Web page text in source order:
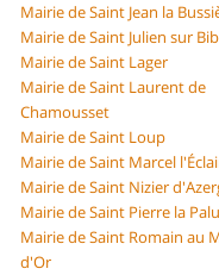
Mairie de Saint Jean la
Mairie de Saint Julien sur
Mairie de Saint Lager
Mairie de Saint Laurent de
Chamousset
Mairie de Saint Loup
Mairie de Saint Marcel
Mairie de Saint Nizier
Mairie de Saint Pierre la
Mairie de Saint Romain au
d'Or